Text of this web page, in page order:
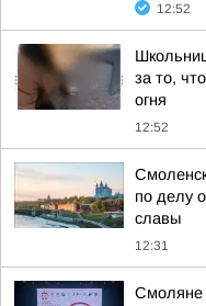
12:52
за то,
огня
12:52
по делу
славы
12:31
Смоляне